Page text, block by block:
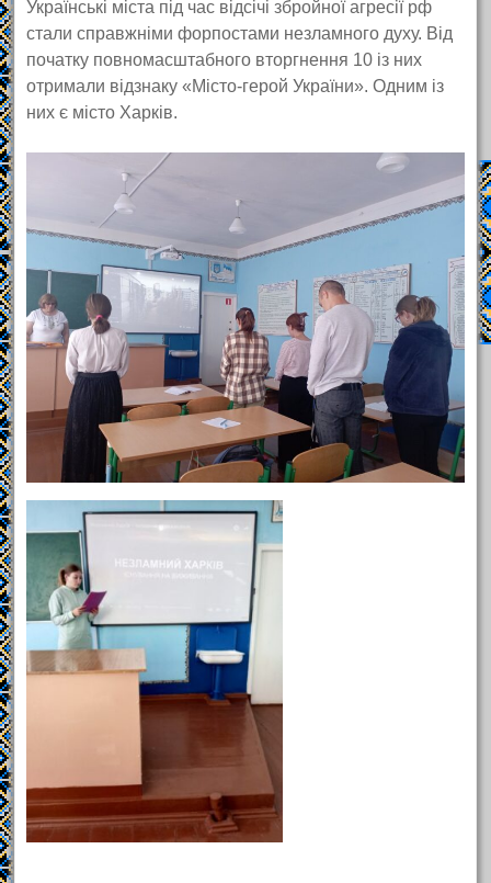
Українські міста під час відсічі збройної агресії рф
стали справжніми форпостами незламного духу. Від
початку повномасштабного вторгнення 10 із них
отримали відзнаку «Місто-герой України». Одним із
них є місто Харків.